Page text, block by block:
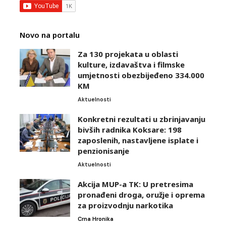
Novo na portalu
Za 130 projekata u oblasti
kulture, izdavaštva i filmske
umjetnosti obezbijeđeno 334.000
KM
Aktuelnosti
Konkretni rezultati u zbrinjavanju
bivših radnika Koksare: 198
zaposlenih, nastavljene isplate i
penzionisanje
Aktuelnosti
Akcija MUP-a TK: U pretresima
pronađeni droga, oružje i oprema
za proizvodnju narkotika
Crna Hronika